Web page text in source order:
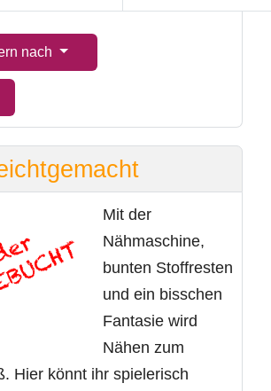
nach
Mit der
Nähmaschine,
bunten Stoffresten
und ein bisschen
Fantasie wird
Nähen zum
Hier könnt ihr spielerisch